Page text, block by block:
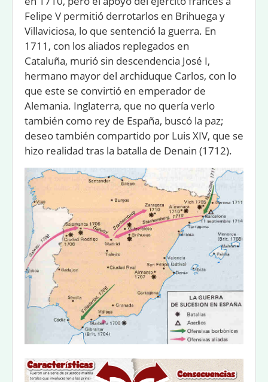
Felipe V permitió derrotarlos en Brihuega y
Villaviciosa, lo que sentenció la guerra. En
1711, con los aliados replegados en
Cataluña, murió sin descendencia José I,
hermano mayor del archiduque Carlos, con lo
que este se convirtió en emperador de
Alemania. Inglaterra, que no quería verlo
también como rey de España, buscó la paz;
deseo también compartido por Luis XIV, que se
hizo realidad tras la batalla de Denain (1712).